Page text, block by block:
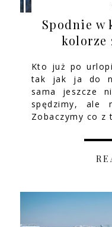
Spodnie
kolorze
Kto już po
tak jak ja do
sama jeszcze
spędzimy, ale
Zobaczymy co z